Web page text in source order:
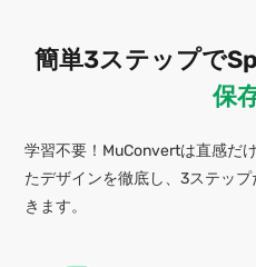
簡単3ステップで
保
学習不要！MuConvertは直感だ
たデザインを徹底し、3ステッ
きます。